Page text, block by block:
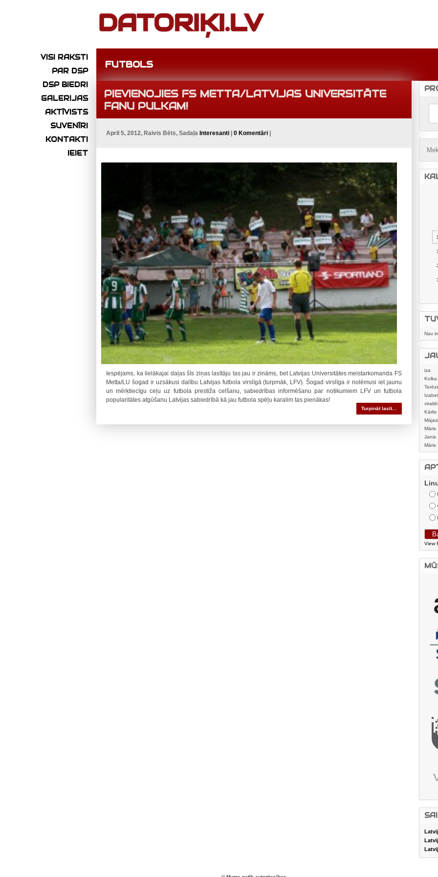
VISI RAKSTI
PAR DSP
DSP BIEDRI
GALERIJAS
AKTĪVISTS
SUVENĪRI
KONTAKTI
IEIET
FUTBOLS
PIEVIENOJIES FS METTA/LATVIJAS UNIVERSITĀTE
FANU PULKAM!
April 5, 2012, Raivis Bēts, Sadaļa Interesanti 0 Komentāri
Iespējams, ka lielākajai daļas šīs ziņas lasītāju tas jau ir zināms, bet Latvijas Universitātes meistarkomanda FS
Metta/LU šogad ir uzsākusi dalību Latvijas futbola virslīgā (turpmāk, LFV). Šogad virslīga ir nolēmusi iet jaunu
un mērķtiecīgu ceļu uz futbola prestiža celšanu, sabiedrības informēšanu par notikumiem LFV un futbola
popularitātes atgūšanu Latvijas sabiedrībā kā jau futbola spēļu karalim tas pienākas!
Turpināt lasīt…
Nav
iza
Kolka
Kārlis
Māris
Janis
Māris
View